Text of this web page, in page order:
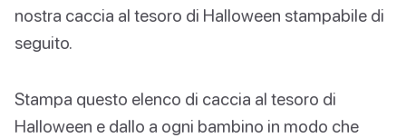
nostra caccia al tesoro di Halloween stampabile di
seguito.
Stampa questo elenco di caccia al tesoro di
Halloween e dallo a ogni bambino in modo che